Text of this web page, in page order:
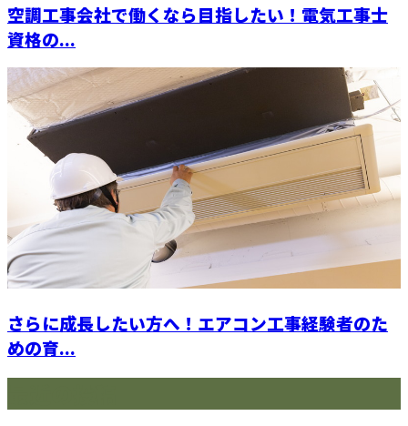
空調工事会社で働くなら目指したい！電気工事士
資格の...
さらに成長したい方へ！エアコン工事経験者のた
めの育...